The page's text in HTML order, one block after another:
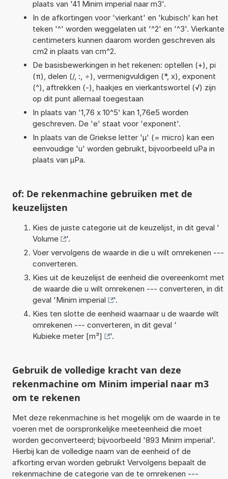
plaats van '41 Minim imperial naar m3'.
In de afkortingen voor 'vierkant' en 'kubisch' kan het
teken '^' worden weggelaten uit '^2' en '^3'. Vierkante
centimeters kunnen daarom worden geschreven als
cm2 in plaats van cm^2.
De basisbewerkingen in het rekenen: optellen (+), pi
(π), delen (/, :, ÷), vermenigvuldigen (*, x), exponent
(^), aftrekken (-), haakjes en vierkantswortel (√) zijn
op dit punt allemaal toegestaan
In plaats van '1,76 x 10^5' kan 1,76e5 worden
geschreven. De 'e' staat voor 'exponent'.
In plaats van de Griekse letter 'µ' (= micro) kan een
eenvoudige 'u' worden gebruikt, bijvoorbeeld uPa in
plaats van µPa.
of: De rekenmachine gebruiken met de
keuzelijsten
Kies de juiste categorie uit de keuzelijst, in dit geval '
Volume
'.
Voer vervolgens de waarde in die u wilt omrekenen ---
converteren.
Kies uit de keuzelijst de eenheid die overeenkomt met
de waarde die u wilt omrekenen --- converteren, in dit
geval 'Minim imperial
'.
Kies ten slotte de eenheid waarnaar u de waarde wilt
omrekenen --- converteren, in dit geval '
Kubieke meter [m³]
'.
Gebruik de volledige kracht van deze
rekenmachine om Minim imperial naar m3
om te rekenen
Met deze rekenmachine is het mogelijk om de waarde in te
voeren met de oorspronkelijke meeteenheid die moet
worden geconverteerd; bijvoorbeeld '893 Minim imperial'.
Hierbij kan de volledige naam van de eenheid of de
afkorting ervan worden gebruikt Vervolgens bepaalt de
rekenmachine de categorie van de te omrekenen ---